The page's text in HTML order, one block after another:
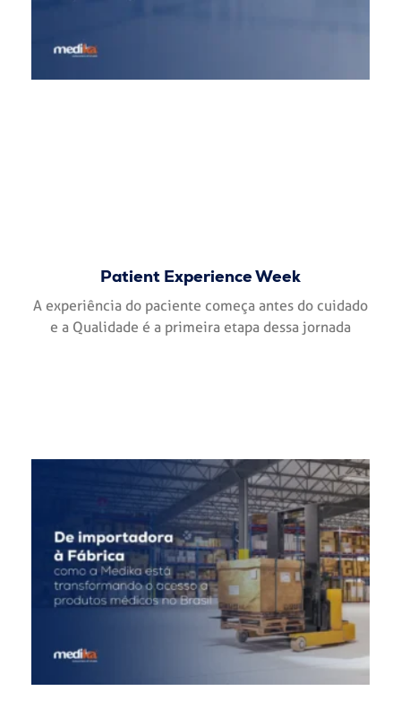
Patient Experience Week
A experiência do paciente começa antes do cuidado
e a Qualidade é a primeira etapa dessa jornada